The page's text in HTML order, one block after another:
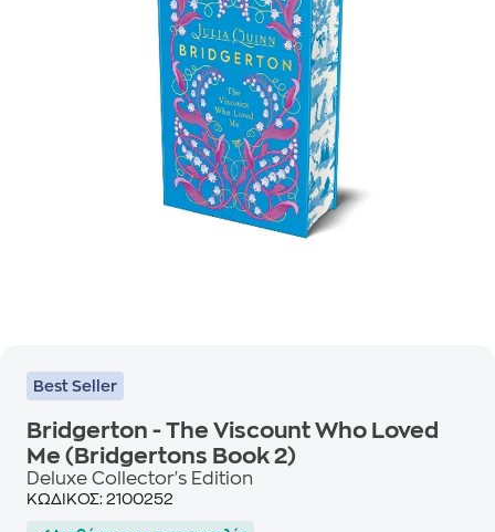
Best Seller
Bridgerton - The Viscount Who Loved
Me (Bridgertons Book 2)
Deluxe Collector's Edition
ΚΩΔΙΚΟΣ: 2100252